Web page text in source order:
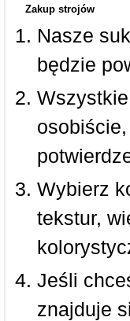
Zakup strojów
Nasze
będzie
Wybierz
tekstur,
Jeśli
znajduje